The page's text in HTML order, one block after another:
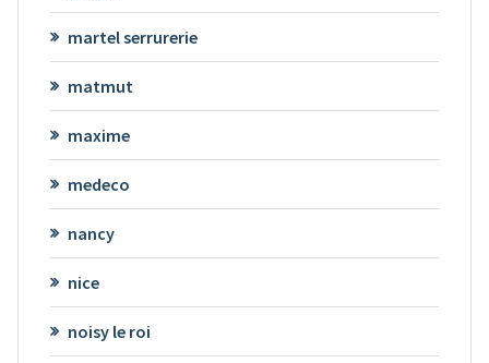
martel serrurerie
matmut
maxime
medeco
nancy
nice
noisy le roi